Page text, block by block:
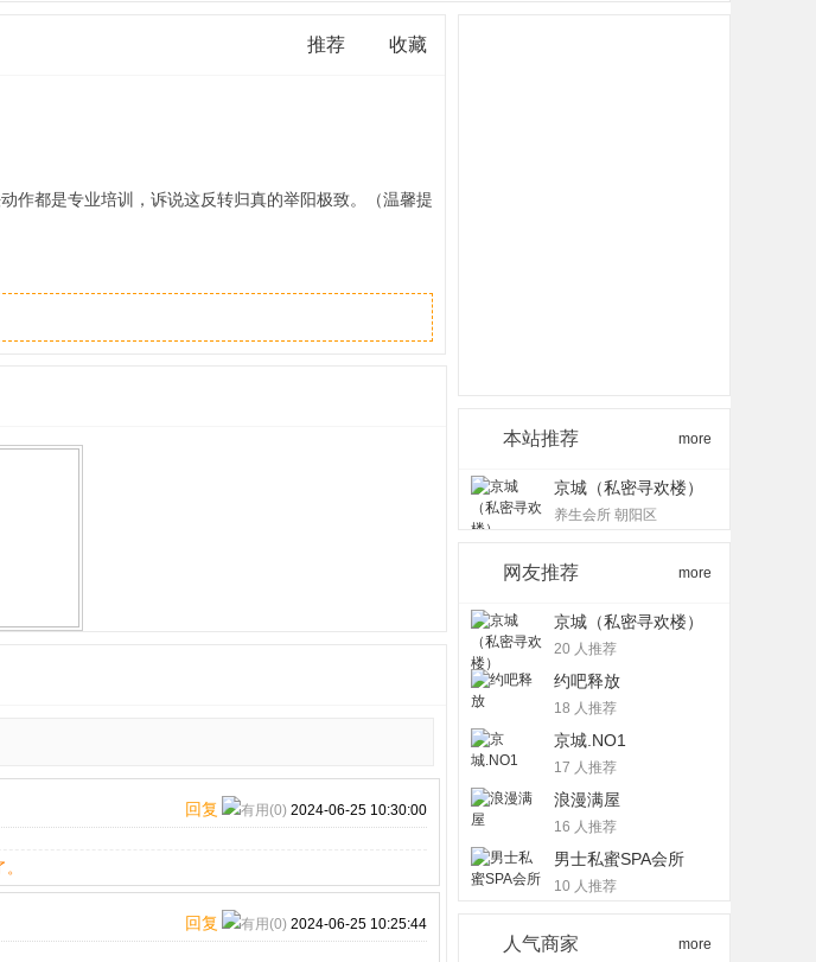
本站推荐 more
京城（私密寻欢楼）
养生会所 朝阳区
网友推荐 more
京城（私密寻欢楼）
20 人推荐
约吧释放
18 人推荐
京城.NO1
17 人推荐
浪漫满屋
16 人推荐
男士私蜜SPA会所
10 人推荐
人气商家 more
推荐 收藏
作都是专业培训，诉说这反转归真的举阳极致。（温馨提
回复 有用(0) 2024-06-25 10:30:00
回复 有用(0) 2024-06-25 10:25:44